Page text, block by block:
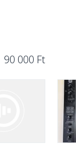
90 000 Ft